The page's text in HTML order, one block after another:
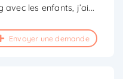
les enfants, j’ai...
Envoyer une demande